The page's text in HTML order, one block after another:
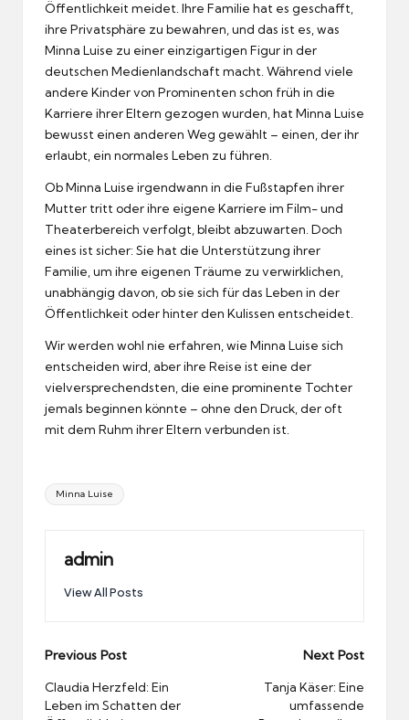
Öffentlichkeit meidet. Ihre Familie hat es geschafft,
ihre Privatsphäre zu bewahren, und das ist es, was
Minna Luise zu einer einzigartigen Figur in der
deutschen Medienlandschaft macht. Während viele
andere Kinder von Prominenten schon früh in die
Karriere ihrer Eltern gezogen wurden, hat Minna Luise
bewusst einen anderen Weg gewählt – einen, der ihr
erlaubt, ein normales Leben zu führen.
Ob Minna Luise irgendwann in die Fußstapfen ihrer
Mutter tritt oder ihre eigene Karriere im Film- und
Theaterbereich verfolgt, bleibt abzuwarten. Doch
eines ist sicher: Sie hat die Unterstützung ihrer
Familie, um ihre eigenen Träume zu verwirklichen,
unabhängig davon, ob sie sich für das Leben in der
Öffentlichkeit oder hinter den Kulissen entscheidet.
Wir werden wohl nie erfahren, wie Minna Luise sich
entscheiden wird, aber ihre Reise ist eine der
vielversprechendsten, die eine prominente Tochter
jemals beginnen könnte – ohne den Druck, der oft
mit dem Ruhm ihrer Eltern verbunden ist.
Tags:
Minna Luise
admin
View All Posts
Post
navigation
Previous Post
Claudia Herzfeld: Ein
Leben im Schatten der
Next Post
Tanja Käser: Eine
umfassende